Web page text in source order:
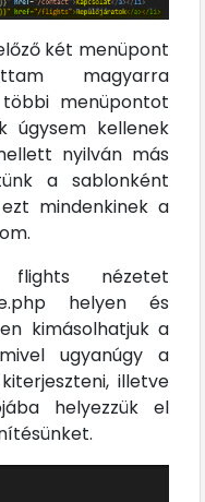
két menüpont
magyarra
menüpontot
úgysem kellenek
nyilván más
a sablonként
mindenkinek a
nézetet
helyen és
kimásolhatjuk a
ugyanúgy a
illetve
helyezzük el